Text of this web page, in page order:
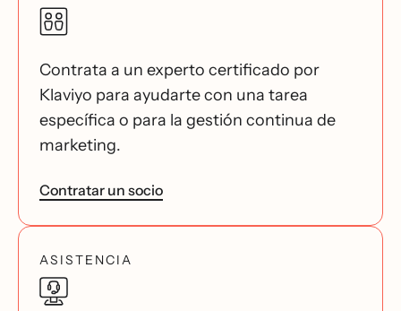
Contrata a un experto certificado por
Klaviyo para ayudarte con una tarea
específica o para la gestión continua de
marketing.
Contratar un socio
ASISTENCIA